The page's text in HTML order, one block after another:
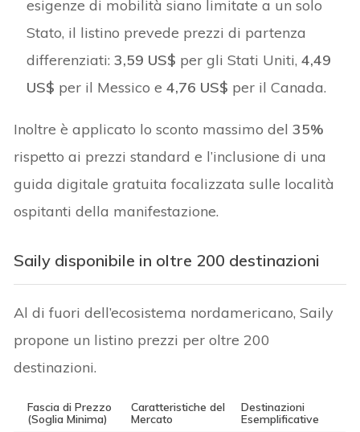
esigenze di mobilità siano limitate a un solo
Stato, il listino prevede prezzi di partenza
differenziati:3,59 US$ per gli Stati Uniti,4,49
US$ per il Messico e4,76 US$ per il Canada.
Inoltre è applicato lo sconto massimo del35%
rispetto ai prezzi standard e l’inclusione di una
guida digitale gratuita focalizzata sulle località
ospitanti della manifestazione.
Saily disponibile in oltre 200 destinazioni
Al di fuori dell’ecosistema nordamericano, Saily
propone un listino prezzi per oltre 200
destinazioni.
Fascia di Prezzo
(Soglia Minima)
Caratteristiche del
Mercato
Destinazioni
Esemplificative